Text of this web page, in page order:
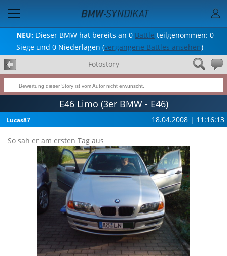
NEU: Dieser BMW hat bereits an 0 Battle teilgenommen: 0
Siege und 0 Niederlagen (vergangene Battles ansehen)
Fotostory
Bewertung dieser Story ist vom Autor nicht erwünscht.
E46 Limo (3er BMW - E46)
Lucas87 18.04.2008 | 11:16:13
So sah er am ersten Tag aus